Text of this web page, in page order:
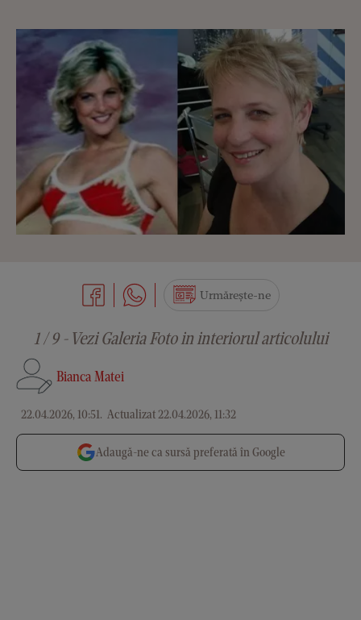
Bianca Matei
22.04.2026, 10:51. Actualizat 22.04.2026, 11:32
Urmărește-ne
1 / 9 - Vezi Galeria Foto in interiorul articolului
Adaugă-ne ca sursă preferată în Google